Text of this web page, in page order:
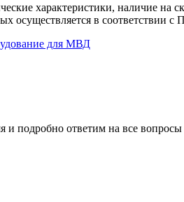
характеристики, наличие
осуществляется в соответствии
для МВД
подробно ответим на все